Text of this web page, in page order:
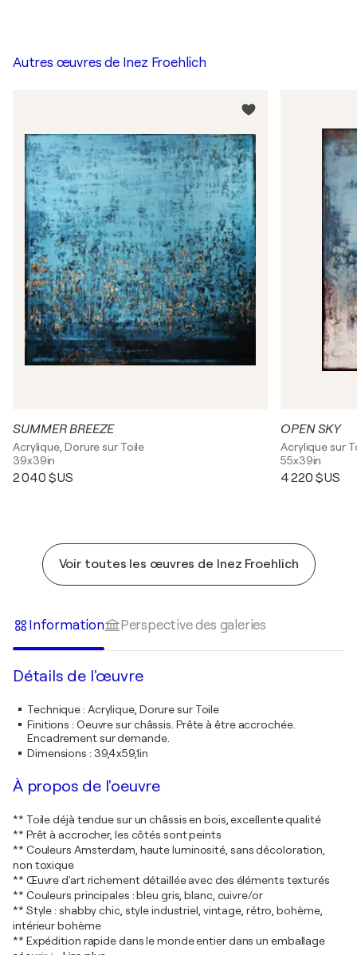
Autres œuvres de Inez Froehlich
SUMMER BREEZE
Acrylique, Dorure sur Toile
39x39in
2 040 $US
OPEN SKY
Acrylique sur
55x39in
4 220 $US
Voir toutes les œuvres de Inez Froehlich
Information Perspective des galeries
Détails de l'œuvre
Technique: Acrylique, Dorure sur Toile
Finitions : Oeuvre sur châssis. Prête à être accrochée.
Encadrement sur demande.
Dimensions : 39,4x59,1in
À propos de l'oeuvre
** Toile déjà tendue sur un châssis en bois, excellente qualité
** Prêt à accrocher, les côtés sont peints
** Couleurs Amsterdam, haute luminosité, sans décoloration,
non toxique
** Œuvre d'art richement détaillée avec des éléments texturés
** Couleurs principales : bleu gris, blanc, cuivre/or
** Style : shabby chic, style industriel, vintage, rétro, bohème,
intérieur bohème
** Expédition rapide dans le monde entier dans un emballage